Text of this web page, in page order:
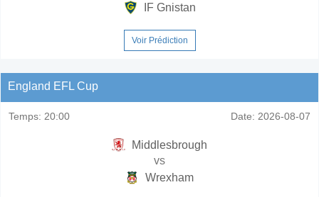
IF Gnistan
Voir Prédiction
England EFL Cup
Temps: 20:00 Date: 2026-08-07
Middlesbrough
vs
Wrexham